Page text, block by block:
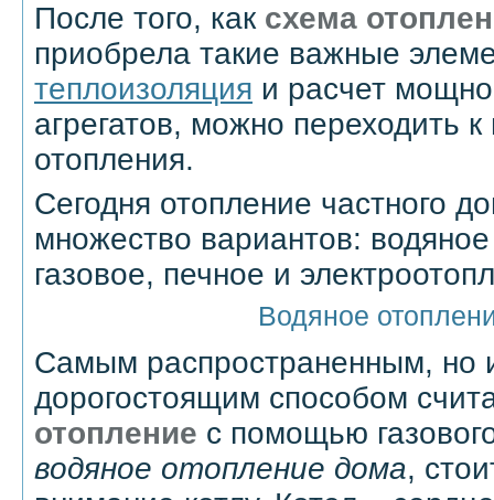
После того, как схема
приобрела такие важные
теплоизоляция и расчет
агрегатов, можно переходить
отопления.
Сегодня отопление частного
множество вариантов:
газовое, печное и
Водяное
Самым распространенным, но
дорогостоящим способом
отопление с помощью
водяное отопление дома,